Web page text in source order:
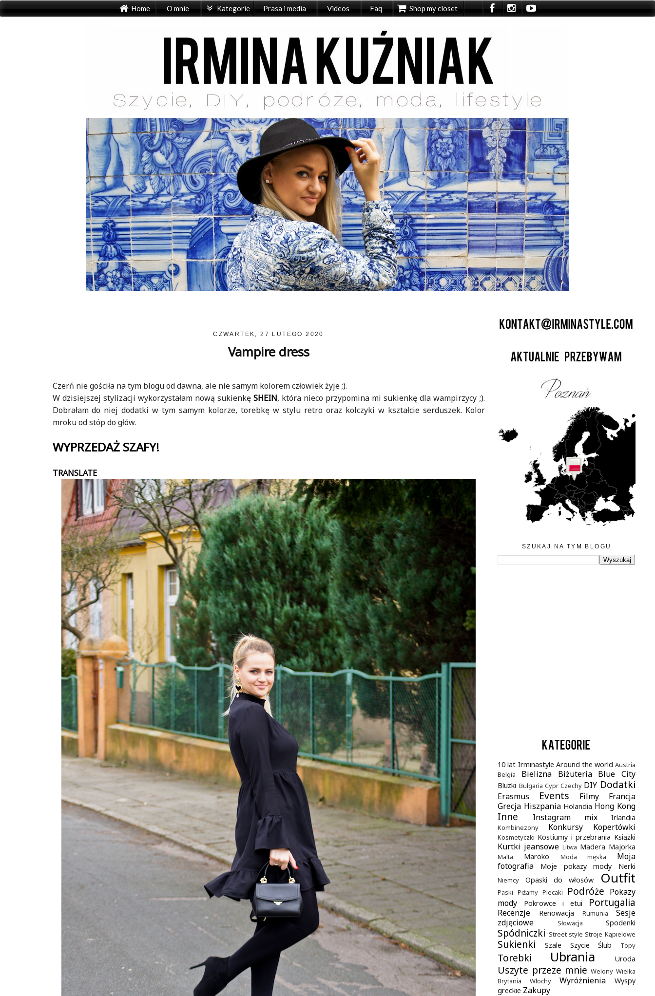
Home O mnie Kategorie Prasa i media Videos Faq Shop my closet
CZWARTEK, 27 LUTEGO 2020
Vampire dress
Czerń nie gościła na tym blogu od dawna, ale nie samym kolorem człowiek żyje ;).
W dzisiejszej stylizacji wykorzystałam nową sukienkę SHEIN, która nieco przypomina mi sukienkę dla wampirzycy ;).
Dobrałam do niej dodatki w tym samym kolorze, torebkę w stylu retro oraz kolczyki w kształcie serduszek. Kolor
mroku od stóp do głów.
WYPRZEDAŻ SZAFY!
TRANSLATE
SZUKAJ NA TYM BLOGU
.
10 lat Irminastyle Around the world Austria
Belgia
Bielizna Biżuteria Blue City
Bluzki Bułgaria Cypr Czechy DIY Dodatki
Erasmus Events Filmy
Francja
Grecja Hiszpania Holandia Hong Kong
Inne Instagram mix Irlandia
Kombinezony Konkursy Kopertówki
Kosmetyczki Kostiumy i przebrania Książki
Kurtki jeansowe Litwa Madera Majorka
Malta Maroko Moda męska
Moja
fotografia
Moje pokazy mody Nerki
Niemcy Opaski do włosów Outfit
Paski Piżamy Plecaki Podróże Pokazy
mody
Pokrowce i etui Portugalia
Recenzje Renowacja Rumunia
Sesje
zdjęciowe
Słowacja Spodenki
Spódniczki Street style Stroje Kąpielowe
Sukienki Szale Szycie Ślub Topy
Torebki Ubrania Uroda
Uszyte przeze mnie Welony Wielka
Brytania
Włochy Wyróżnienia
Wyspy
greckie Zakupy